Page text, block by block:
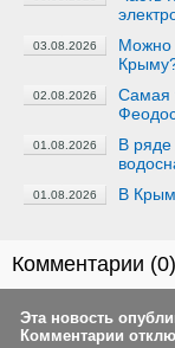
03.08.2026
Можно
02.08.2026
Самая
01.08.2026
В ряде
01.08.2026 В
Комментарии (0
Эта новость
Комментарии